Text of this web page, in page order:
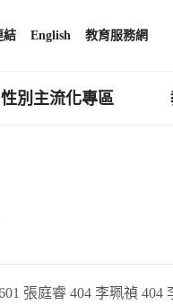
結 English 教育服務網
性別主流化專區
張庭睿 404 李珮禎 404